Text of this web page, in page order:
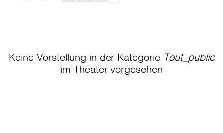
Keine Vorstellung in der Kategorie Tout_public
im Theater vorgesehen